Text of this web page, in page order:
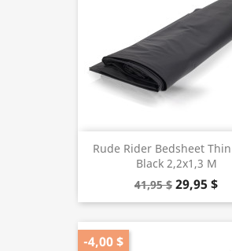
Rude Rider Bedsheet
Black 2,2x1,3 M
41,95 $ 29,95 $
-4,00 $